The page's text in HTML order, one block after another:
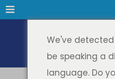
Meniul
We've
be speaking a
language. Do